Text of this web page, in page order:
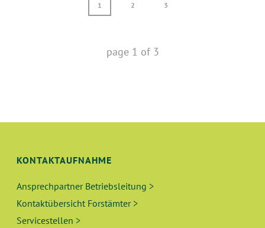
1 2 3
page 1 of 3
KONTAKTAUFNAHME
Ansprechpartner Betriebsleitung >
Kontaktübersicht Forstämter >
Servicestellen >